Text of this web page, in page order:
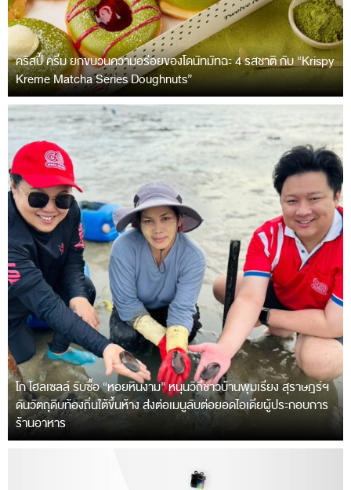
คริสปี้ ครีม ยกขบวนความอร่อยของโดนัทมัทฉะ 4 รสชาติ กับ “Krispy
Kreme Matcha Series Doughnuts”
โก โฮลเซลล์ รับซื้อ “หอยหินงาม” หนุนวิถีชาวบ้านพุมเรียง สุราษฎร์ฯ
ดันวัตถุดิบท้องถิ่นใต้ขึ้นห้าง ส่งต่อเมนูลับต่อยอดไอเดียผู้ประกอบการ
ร้านอาหาร